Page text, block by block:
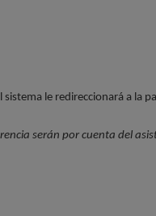
le redireccionará a la
serán por cuenta del